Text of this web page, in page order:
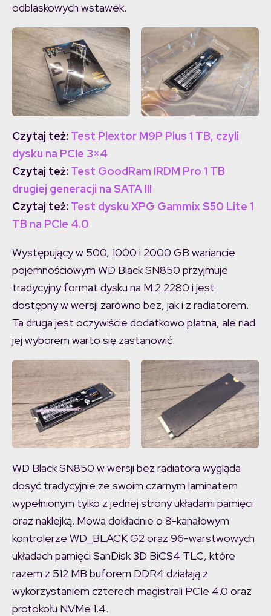
odblaskowych wstawek.
Czytaj też: Test Plextor M9P Plus 1 TB, czyli
dysku na PCIe 3×4
Czytaj też: Test GoodRam IRDM Pro 1 TB
drugiej generacji na SATA III
Czytaj też: Test dysku XPG Gammix S50 Lite 1
TB na PCIe 4.0
Występujący w 500, 1000 i 2000 GB wariancie
pojemnościowym WD Black SN850 przyjmuje
tradycyjny format dysku na M.2 2280 i jest
dostępny w wersji zarówno bez, jak i z radiatorem.
Ta druga jest oczywiście dodatkowo płatna, ale nad
jej wyborem warto się zastanowić.
WD Black SN850 w wersji bez radiatora wygląda
dosyć tradycyjnie ze swoim czarnym laminatem
wypełnionym tylko z jednej strony układami pamięci
oraz naklejką. Mowa dokładnie o 8-kanałowym
kontrolerze WD_BLACK G2 oraz 96-warstwowych
układach pamięci SanDisk 3D BiCS4 TLC, które
razem z 512 MB buforem DDR4 działają z
wykorzystaniem czterech magistrali PCIe 4.0 oraz
protokołu NVMe 1.4.